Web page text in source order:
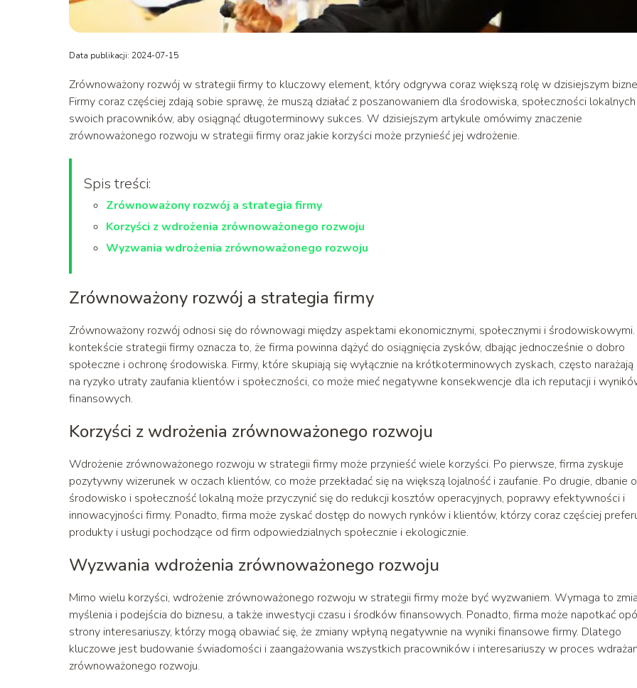
Data publikacji: 2024-07-15
Zrównoważony rozwój w strategii firmy to kluczowy element, który odgrywa coraz większą rolę w dzisiejszym
Firmy coraz częściej zdają sobie sprawę, że muszą działać z poszanowaniem dla środowiska, społeczności
swoich pracowników, aby osiągnąć długoterminowy sukces. W dzisiejszym artykule omówimy znaczenie
zrównoważonego rozwoju w strategii firmy oraz jakie korzyści może przynieść jej wdrożenie.
Spis treści:
Zrównoważony rozwój a strategia firmy
Korzyści z wdrożenia zrównoważonego rozwoju
Wyzwania wdrożenia zrównoważonego rozwoju
Zrównoważony rozwój a strategia firmy
Zrównoważony rozwój odnosi się do równowagi między aspektami ekonomicznymi, społecznymi i
kontekście strategii firmy oznacza to, że firma powinna dążyć do osiągnięcia zysków, dbając jednocześnie o dobro
społeczne i ochronę środowiska. Firmy, które skupiają się wyłącznie na krótkoterminowych zyskach, często narażają
na ryzyko utraty zaufania klientów i społeczności, co może mieć negatywne konsekwencje dla ich reputacji i
finansowych.
Korzyści z wdrożenia zrównoważonego rozwoju
Wdrożenie zrównoważonego rozwoju w strategii firmy może przynieść wiele korzyści. Po pierwsze, firma zyskuje
pozytywny wizerunek w oczach klientów, co może przekładać się na większą lojalność i zaufanie. Po drugie, dbanie o
środowisko i społeczność lokalną może przyczynić się do redukcji kosztów operacyjnych, poprawy efektywności i
innowacyjności firmy. Ponadto, firma może zyskać dostęp do nowych rynków i klientów, którzy coraz częściej
produkty i usługi pochodzące od firm odpowiedzialnych społecznie i ekologicznie.
Wyzwania wdrożenia zrównoważonego rozwoju
Mimo wielu korzyści, wdrożenie zrównoważonego rozwoju w strategii firmy może być wyzwaniem. Wymaga to
myślenia i podejścia do biznesu, a także inwestycji czasu i środków finansowych. Ponadto, firma może napotkać
strony interesariuszy, którzy mogą obawiać się, że zmiany wpłyną negatywnie na wyniki finansowe firmy. Dlatego
kluczowe jest budowanie świadomości i zaangażowania wszystkich pracowników i interesariuszy w proces
zrównoważonego rozwoju.